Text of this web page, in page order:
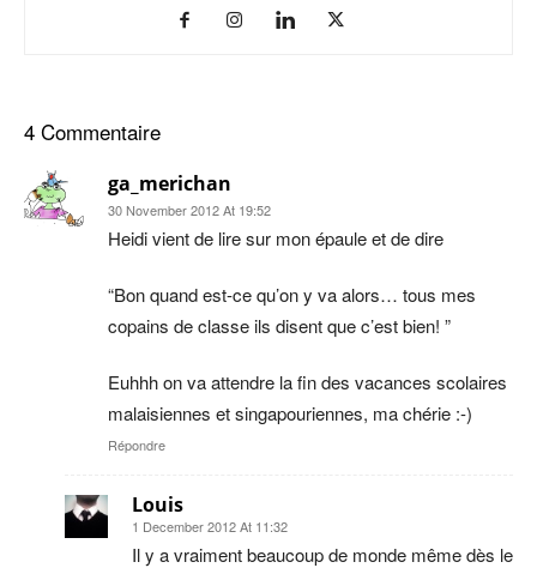
4 Commentaire
ga_merichan
30 November 2012 At 19:52
Heidi vient de lire sur mon épaule et de dire
“Bon quand est-ce qu’on y va alors… tous mes
copains de classe ils disent que c’est bien! ”
Euhhh on va attendre la fin des vacances scolaires
malaisiennes et singapouriennes, ma chérie :-)
Répondre
Louis
1 December 2012 At 11:32
Il y a vraiment beaucoup de monde même dès le